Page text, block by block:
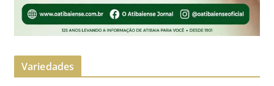
Variedades